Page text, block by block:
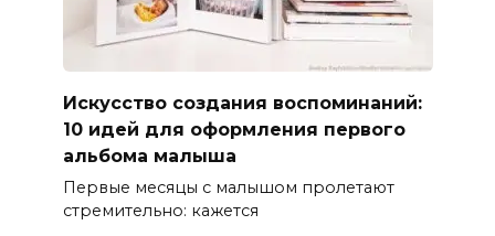
Искусство создания воспоминаний:
10 идей для оформления первого
альбома малыша
Первые месяцы с малышом пролетают
стремительно: кажется